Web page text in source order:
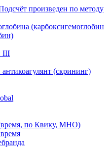
произведен по методу
(карбоксигемоглобин
III
(скрининг)
по Квику, МНО)